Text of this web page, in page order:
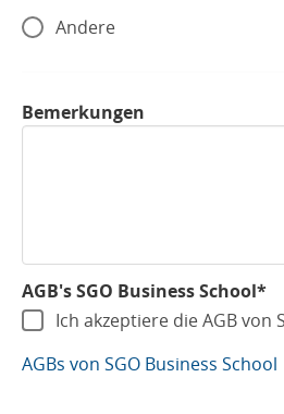
Andere
Bemerkungen
AGB's SGO Business School*
Ich akzeptiere die AGB von
AGBs von SGO Business School